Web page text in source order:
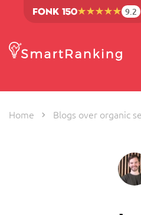
9.2
Home Blogs over organic